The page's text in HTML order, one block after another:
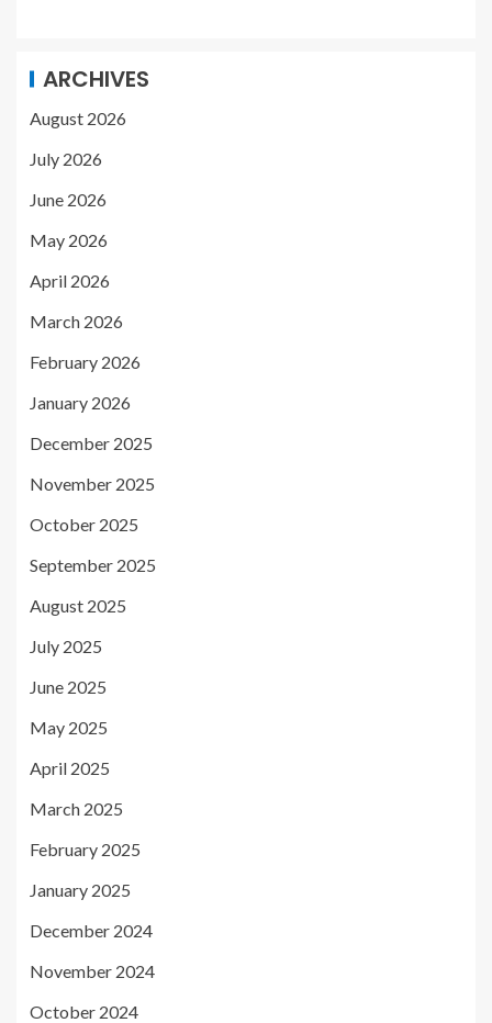
ARCHIVES
August 2026
July 2026
June 2026
May 2026
April 2026
March 2026
February 2026
January 2026
December 2025
November 2025
October 2025
September 2025
August 2025
July 2025
June 2025
May 2025
April 2025
March 2025
February 2025
January 2025
December 2024
November 2024
October 2024